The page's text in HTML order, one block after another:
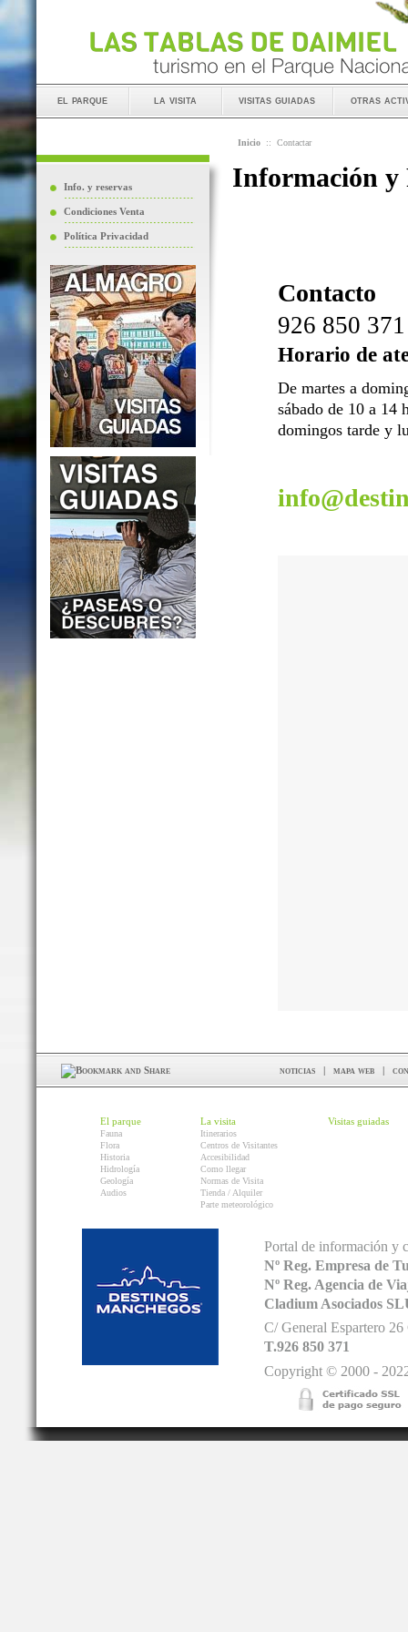
el parque la visita visitas guiadas otras
Info. y reservas
Condiciones Venta
Política Privacidad
Inicio :: Contactar
Información y
Contacto
926 850 371
Horario de
De martes a
sábado de 10 a 14
domingos tarde y
noticias | mapa web |
El parque
Fauna
Flora
Historia
Hidrología
Geología
Audios
La visita
Itinerarios
Centros de Visitantes
Accesibilidad
Como llegar
Normas de Visita
Tienda / Alquiler
Parte meteorológico
Visitas guiadas
Portal de información y
Nº Reg. Empresa de
Nº Reg. Agencia de
Cladium Asociados
C/ General Espartero
T.926 850 371
Copyright © 2000 -